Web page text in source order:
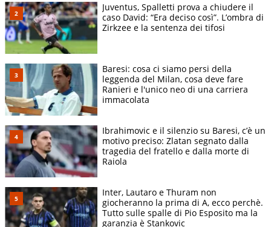
Juventus, Spalletti prova a chiudere il
caso David: “Era deciso così”. L’ombra di
Zirkzee e la sentenza dei tifosi
Baresi: cosa ci siamo persi della
leggenda del Milan, cosa deve fare
Ranieri e l'unico neo di una carriera
immacolata
Ibrahimovic e il silenzio su Baresi, c’è un
motivo preciso: Zlatan segnato dalla
tragedia del fratello e dalla morte di
Raiola
Inter, Lautaro e Thuram non
giocheranno la prima di A, ecco perchè.
Tutto sulle spalle di Pio Esposito ma la
garanzia è Stankovic